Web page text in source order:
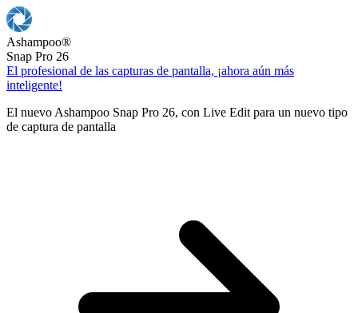
Ashampoo®
Snap Pro 26
El profesional de las capturas de pantalla, ¡ahora aún más
inteligente!
El nuevo Ashampoo Snap Pro 26, con Live Edit para un nuevo tipo
de captura de pantalla